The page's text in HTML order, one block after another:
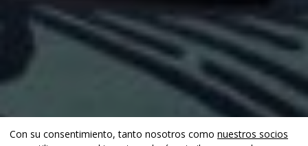
Con su consentimiento, tanto nosotros como nuestros socios